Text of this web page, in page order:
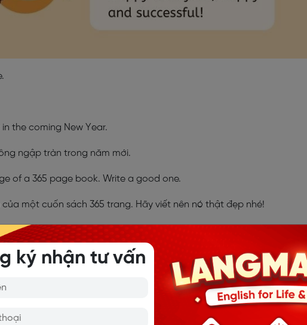
the coming New Year.
ngập tràn trong năm mới.
of a 365 page book. Write a good one.
một cuốn sách 365 trang. Hãy viết nên nó thật đẹp nhé!
MỚI BẰNG TIẾNG ANH CHO GIA ĐÌNH VÀ BẠN BÈ
ANH NGẮN GỌN, Ý NGHĨA - LANGMASTER
ký nhận tư vấn